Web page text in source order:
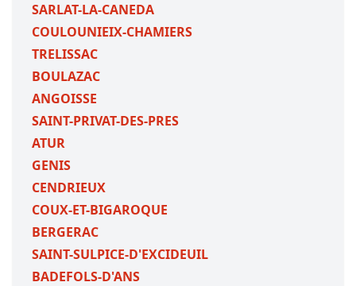
SARLAT-LA-CANEDA
COULOUNIEIX-CHAMIERS
TRELISSAC
BOULAZAC
ANGOISSE
SAINT-PRIVAT-DES-PRES
ATUR
GENIS
CENDRIEUX
COUX-ET-BIGAROQUE
BERGERAC
SAINT-SULPICE-D'EXCIDEUIL
BADEFOLS-D'ANS